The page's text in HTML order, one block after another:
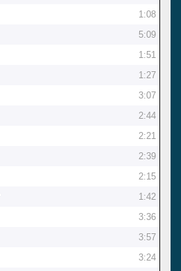
1:08
5:09
1:51
1:27
3:07
2:44
2:21
2:39
2:15
1:42
3:36
3:57
3:24